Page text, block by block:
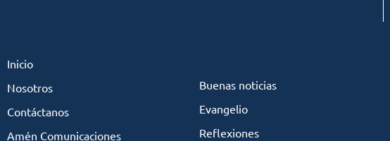
Inicio
Nosotros
Contáctanos
Amén Comunicaciones
Buenas noticias
Evangelio
Reflexiones